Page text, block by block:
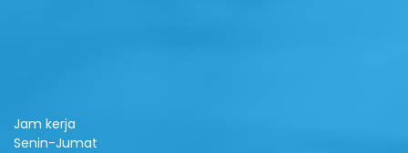
Jam kerja
Senin-Jumat